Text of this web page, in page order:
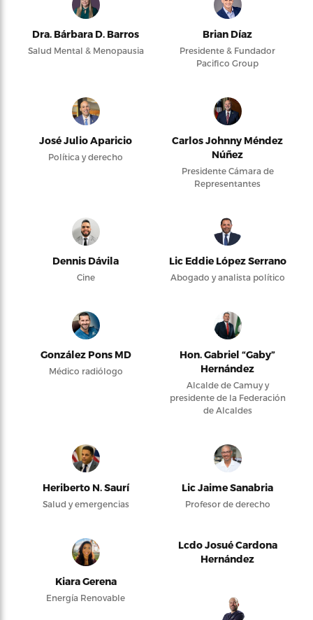
Dra. Bárbara D. Barros
Salud Mental & Menopausia
Brian Díaz
Presidente & Fundador
Pacifico Group
José Julio Aparicio
Política y derecho
Carlos Johnny Méndez
Núñez
Presidente Cámara de
Representantes
Dennis Dávila
Cine
Lic Eddie López Serrano
Abogado y analista político
González Pons MD
Médico radiólogo
Hon. Gabriel “Gaby”
Hernández
Alcalde de Camuy y
presidente de la Federación
de Alcaldes
Heriberto N. Saurí
Salud y emergencias
Lic Jaime Sanabria
Profesor de derecho
Kiara Gerena
Energía Renovable
Lcdo Josué Cardona
Hernández